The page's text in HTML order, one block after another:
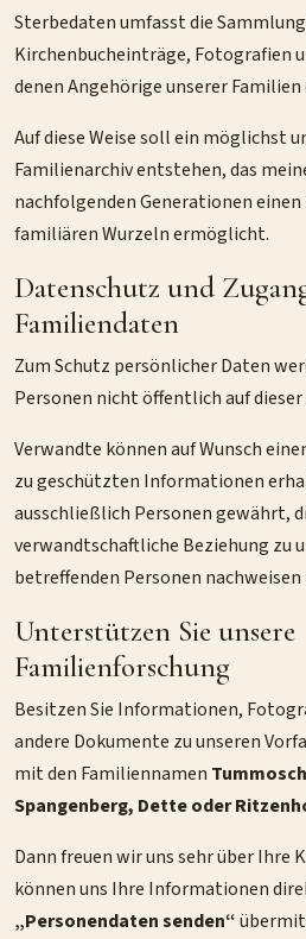
Sterbedaten umfasst die
Kirchenbucheinträge, Fotografien
denen Angehörige unserer
Auf diese Weise soll ein möglichst
Familienarchiv entstehen, das
nachfolgenden Generationen einen
familiären Wurzeln ermöglicht.
Datenschutz und
Familiendaten
Zum Schutz persönlicher Daten
Personen nicht öffentlich auf
Verwandte können auf Wunsch
zu geschützten Informationen
ausschließlich Personen gewährt,
verwandtschaftliche Beziehung zu
betreffenden Personen nachweisen
Unterstützen Sie unsere
Familienforschung
Besitzen Sie Informationen,
andere Dokumente zu unseren
mit den Familiennamen
Spangenberg, Dette oder
Dann freuen wir uns sehr über Ihre
können uns Ihre Informationen
„Personendaten senden“